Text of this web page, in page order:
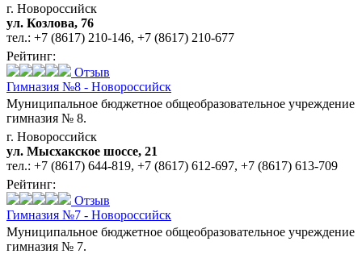
г. Новороссийск
ул. Козлова, 76
тел.: +7 (8617) 210-146, +7 (8617) 210-677
Рейтинг:
Отзыв
Гимназия №8 - Новороссийск
Муниципальное бюджетное общеобразовательное учреждение
гимназия № 8.
г. Новороссийск
ул. Мысхакское шоссе, 21
тел.: +7 (8617) 644-819, +7 (8617) 612-697, +7 (8617) 613-709
Рейтинг:
Отзыв
Гимназия №7 - Новороссийск
Муниципальное бюджетное общеобразовательное учреждение
гимназия № 7.